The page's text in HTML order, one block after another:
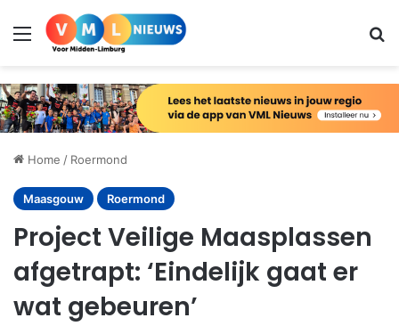
Menu
Home / Roermond
Maasgouw Roermond
Project Veilige Maasplassen
afgetrapt: ‘Eindelijk gaat er
wat gebeuren’